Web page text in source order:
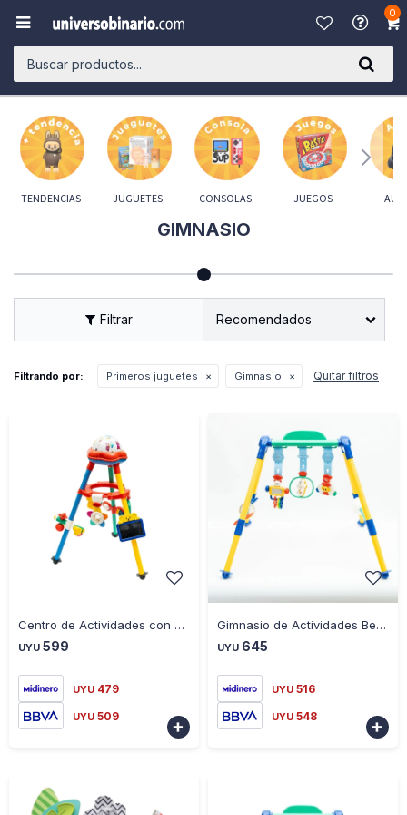
0

TENDENCIAS JUGUETES CONSOLAS JUEGOS
GIMNASIO
Recomendados
Filtrando por: Primeros juguetes Gimnasio Quitar filtros
Centro de Actividades con Proyector de Luz Giratorio
UYU 599
UYU 479
UYU 509

Gimnasio de Actividades Bebedue
UYU 645
UYU 516
UYU 548
- +
